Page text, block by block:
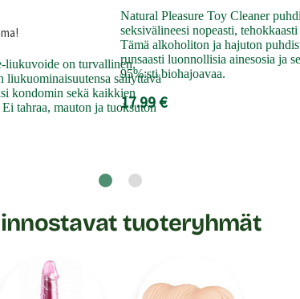
liukuvoide on turvallinen,
liukuominaisuutensa säilyttävä
kondomin sekä kaikkien
tahraa, mauton ja tuoksuton
Natural Pleasure Toy Cleaner
seksivälineesi nopeasti,
Tämä alkoholiton ja hajuton
runsaasti luonnollisia ainesosia ja
95%:sti biohajoavaa.
17.99 €
tuoteryhmät